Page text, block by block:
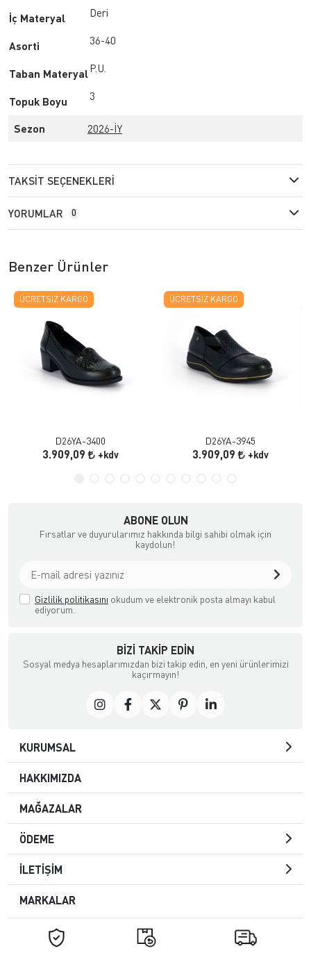
İç Materyal Deri
Asorti 36-40
Taban MateryalP.U.
Topuk Boyu 3
Sezon 2026-İY
TAKSIT SEÇENEKLERI
YORUMLAR 0
Benzer Ürünler
ÜCRETSIZ KARGO
D26YA-3400
3.909,09 +kdv
ÜCRETSIZ KARGO
D26YA-3945
3.909,09 +kdv
ABONE OLUN
Fırsatlar ve duyurularımız hakkında bilgi sahibi olmak için
kaydolun!
Gizlilik politikasını okudum ve elektronik posta almayı kabul
ediyorum.
BIZI TAKIP EDIN
Sosyal medya hesaplarımızdan bizi takip edin, en yeni ürünlerimizi
kaçırmayın!
KURUMSAL
HAKKIMIZDA
MAĞAZALAR
ÖDEME
İLETİŞİM
MARKALAR